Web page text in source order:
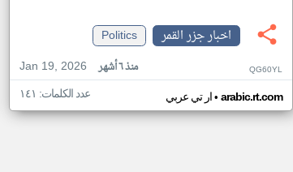
اخبار جزر القمر
Politics
Jan 19, 2026
منذ ٦ أشهر QG60YL
ار تي عربي• arabic.rt.com عدد الكلمات: ١٤١